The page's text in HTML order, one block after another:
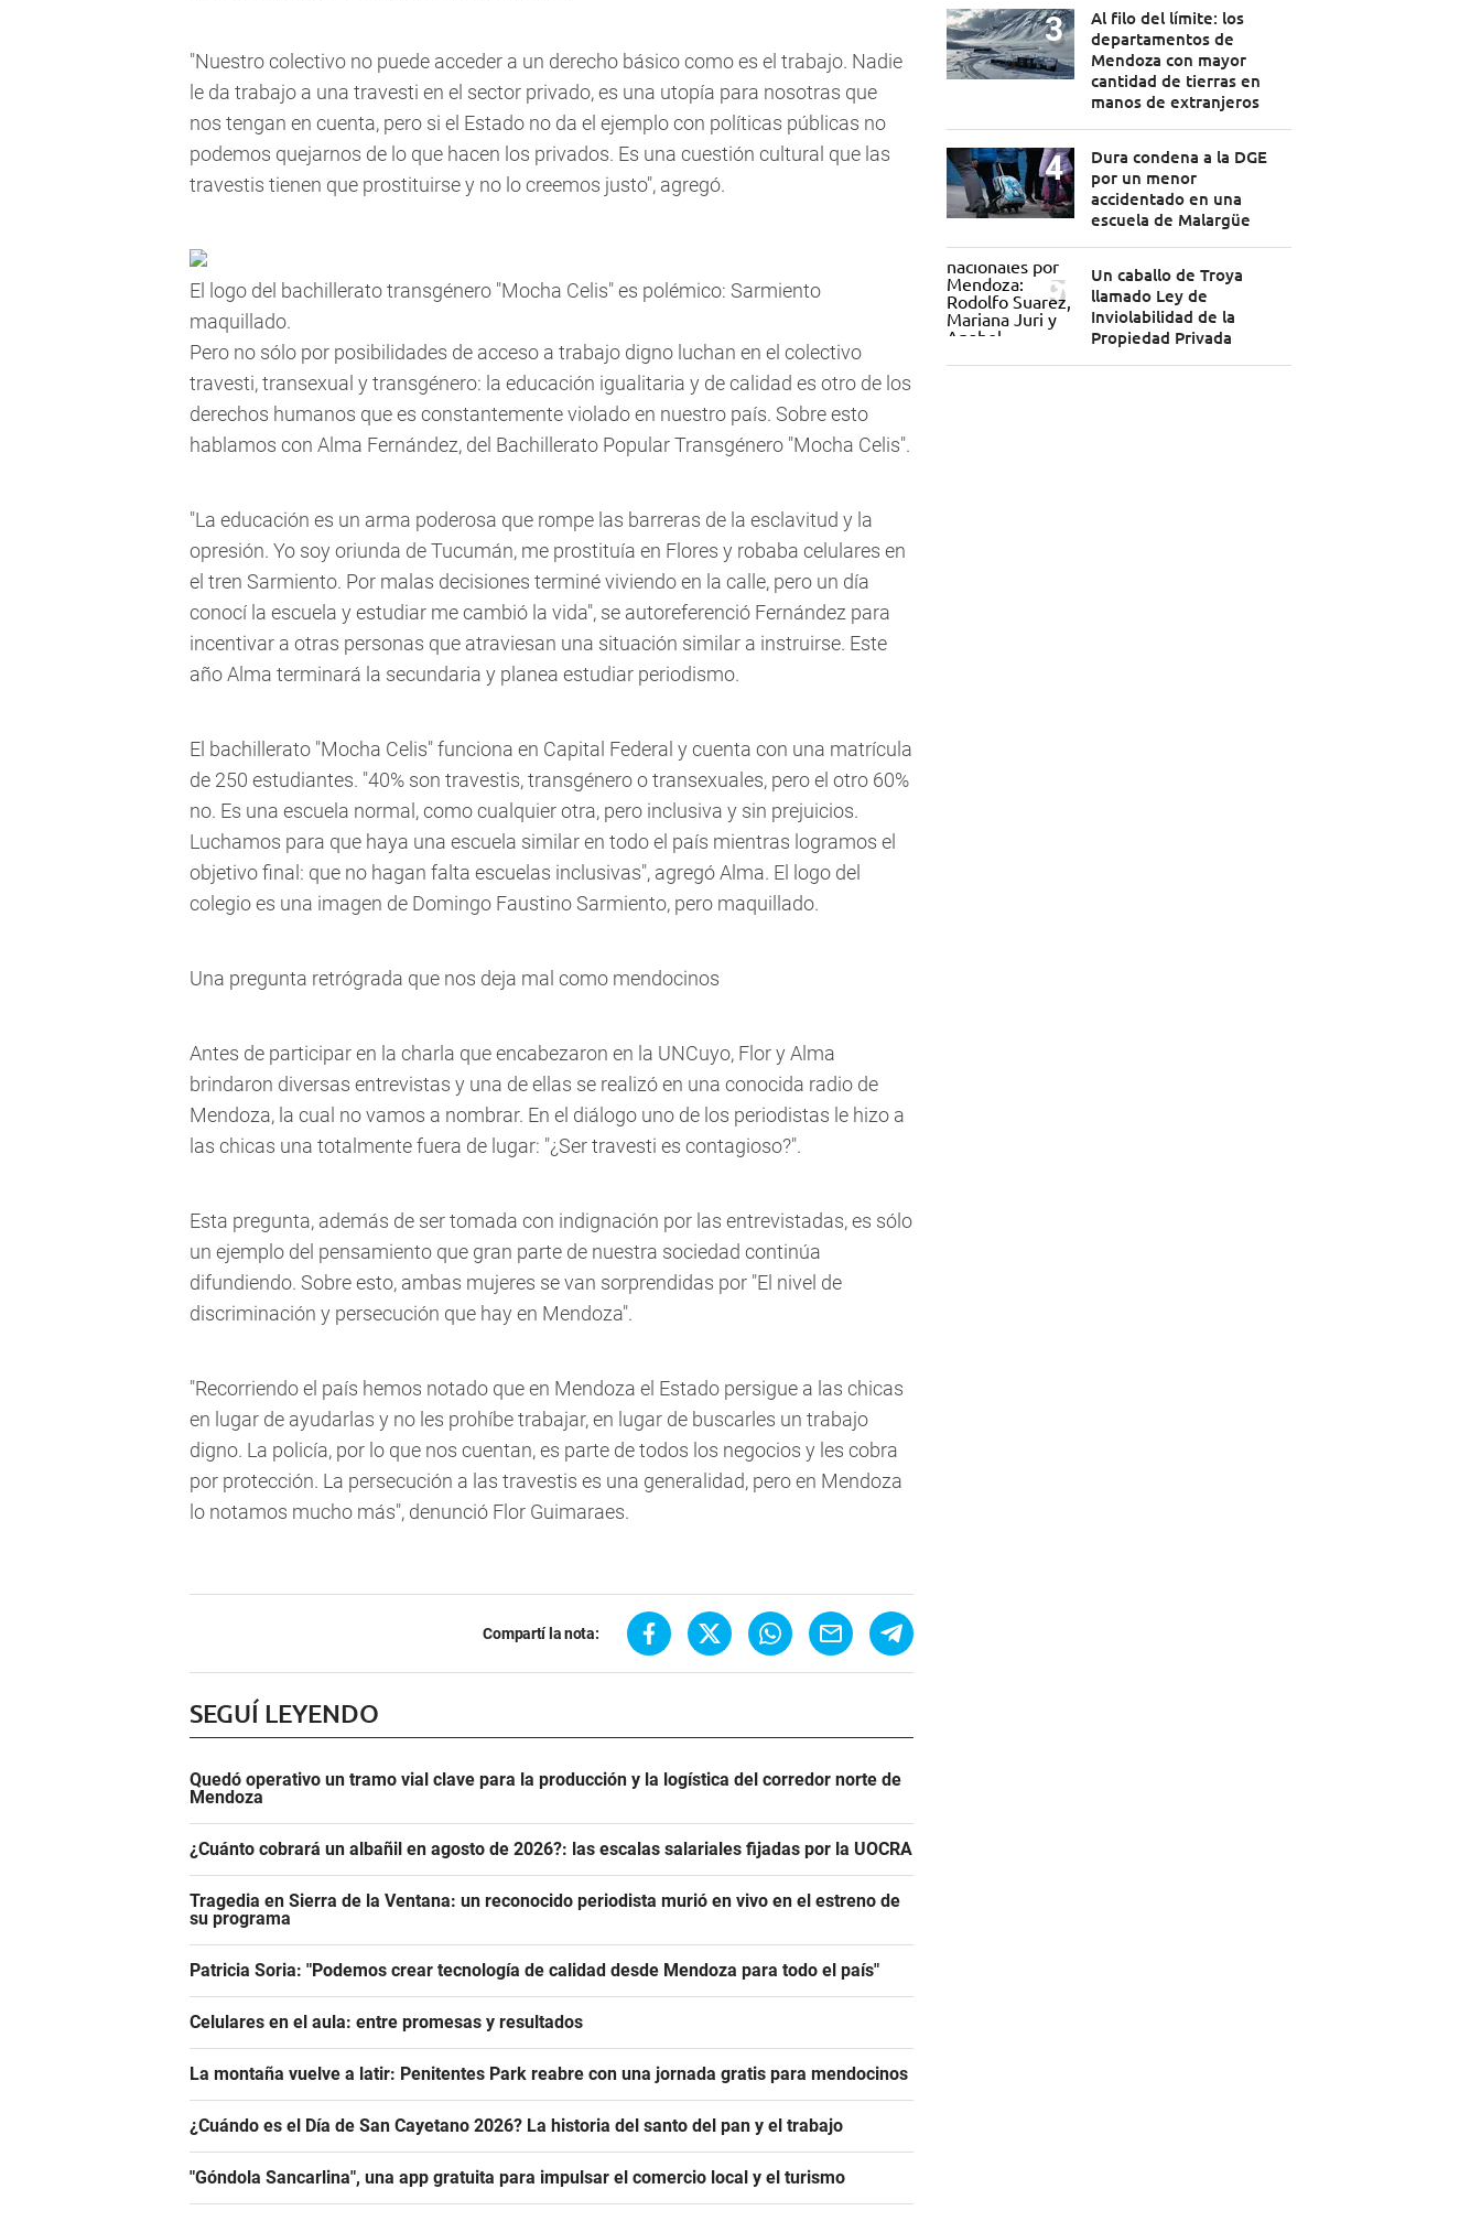
"Nuestro colectivo no puede acceder a un derecho básico como es el trabajo. Nadie
le da trabajo a una travesti en el sector privado, es una utopía para nosotras que
nos tengan en cuenta, pero si el Estado no da el ejemplo con políticas públicas no
podemos quejarnos de lo que hacen los privados. Es una cuestión cultural que las
travestis tienen que prostituirse y no lo creemos justo", agregó.
El logo del bachillerato transgénero "Mocha Celis" es polémico: Sarmiento
maquillado.
Pero no sólo por posibilidades de acceso a trabajo digno luchan en el colectivo
travesti, transexual y transgénero: la educación igualitaria y de calidad es otro de los
derechos humanos que es constantemente violado en nuestro país. Sobre esto
hablamos con Alma Fernández, del Bachillerato Popular Transgénero "Mocha Celis".
"La educación es un arma poderosa que rompe las barreras de la esclavitud y la
opresión. Yo soy oriunda de Tucumán, me prostituía en Flores y robaba celulares en
el tren Sarmiento. Por malas decisiones terminé viviendo en la calle, pero un día
conocí la escuela y estudiar me cambió la vida", se autoreferenció Fernández para
incentivar a otras personas que atraviesan una situación similar a instruirse. Este
año Alma terminará la secundaria y planea estudiar periodismo.
El bachillerato "Mocha Celis" funciona en Capital Federal y cuenta con una matrícula
de 250 estudiantes. "40% son travestis, transgénero o transexuales, pero el otro 60%
no. Es una escuela normal, como cualquier otra, pero inclusiva y sin prejuicios.
Luchamos para que haya una escuela similar en todo el país mientras logramos el
objetivo final: que no hagan falta escuelas inclusivas", agregó Alma. El logo del
colegio es una imagen de Domingo Faustino Sarmiento, pero maquillado.
Una pregunta retrógrada que nos deja mal como mendocinos
Antes de participar en la charla que encabezaron en la UNCuyo, Flor y Alma
brindaron diversas entrevistas y una de ellas se realizó en una conocida radio de
Mendoza, la cual no vamos a nombrar. En el diálogo uno de los periodistas le hizo a
las chicas una totalmente fuera de lugar: "¿Ser travesti es contagioso?".
Esta pregunta, además de ser tomada con indignación por las entrevistadas, es sólo
un ejemplo del pensamiento que gran parte de nuestra sociedad continúa
difundiendo. Sobre esto, ambas mujeres se van sorprendidas por "El nivel de
discriminación y persecución que hay en Mendoza".
"Recorriendo el país hemos notado que en Mendoza el Estado persigue a las chicas
en lugar de ayudarlas y no les prohíbe trabajar, en lugar de buscarles un trabajo
digno. La policía, por lo que nos cuentan, es parte de todos los negocios y les cobra
por protección. La persecución a las travestis es una generalidad, pero en Mendoza
lo notamos mucho más", denunció Flor Guimaraes.
Compartí la nota:
SEGUÍ LEYENDO
Quedó operativo un tramo vial clave para la producción y la logística del corredor norte de
Mendoza
¿Cuánto cobrará un albañil en agosto de 2026?: las escalas salariales fijadas por la UOCRA
Tragedia en Sierra de la Ventana: un reconocido periodista murió en vivo en el estreno de
su programa
Patricia Soria: "Podemos crear tecnología de calidad desde Mendoza para todo el país"
Celulares en el aula: entre promesas y resultados
La montaña vuelve a latir: Penitentes Park reabre con una jornada gratis para mendocinos
¿Cuándo es el Día de San Cayetano 2026? La historia del santo del pan y el trabajo
"Góndola Sancarlina", una app gratuita para impulsar el comercio local y el turismo
Al filo del límite: los
departamentos de
Mendoza con mayor
cantidad de tierras en
manos de extranjeros
Dura condena a la DGE
por un menor
accidentado en una
escuela de Malargüe
Un caballo de Troya
llamado Ley de
Inviolabilidad de la
Propiedad Privada